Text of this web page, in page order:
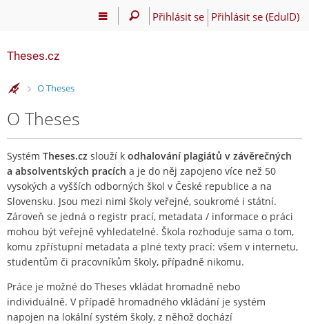
Přihlásit se Přihlásit se (EduID)
Theses.cz
>
O Theses
O Theses
Systém Theses.cz slouží k odhalování plagiátů v závěrečných
a absolventských pracích a je do něj zapojeno více než 50
vysokých a vyšších odborných škol v České republice a na
Slovensku. Jsou mezi nimi školy veřejné, soukromé i státní.
Zároveň se jedná o registr prací, metadata / informace o práci
mohou být veřejně vyhledatelné. Škola rozhoduje sama o tom,
komu zpřístupní metadata a plné texty prací: všem v internetu,
studentům či pracovníkům školy, případně nikomu.
Práce je možné do Theses vkládat hromadně nebo
individuálně. V případě hromadného vkládání je systém
napojen na lokální systém školy, z něhož dochází